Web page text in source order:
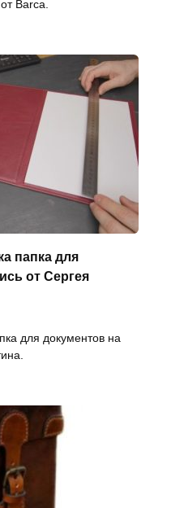
Barca.
папка для
от Сергея
для документов на